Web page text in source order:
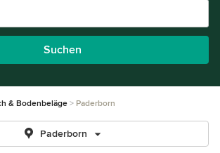
Suchen
& Bodenbeläge Paderborn
Paderborn